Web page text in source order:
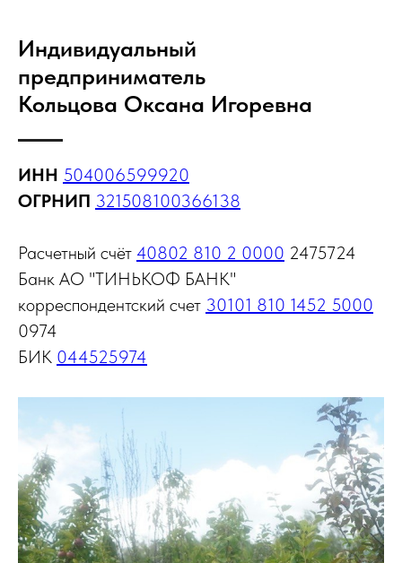
Индивидуальный
предприниматель
Кольцова Оксана Игоревна
ИНН 504006599920
ОГРНИП 321508100366138
Расчетный счёт 40802 810 2 0000 2475724
Банк АО "ТИНЬКОФ БАНК"
корреспондентский счет 30101 810 1452 5000
0974
БИК 044525974